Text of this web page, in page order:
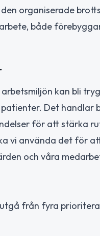
organiserade
både
kan bli
Det
för att stärka
vi använda det för
och våra
från fyra